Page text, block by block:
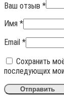
Ваш отзыв *
Имя *
Email *
Сохранить
последующих